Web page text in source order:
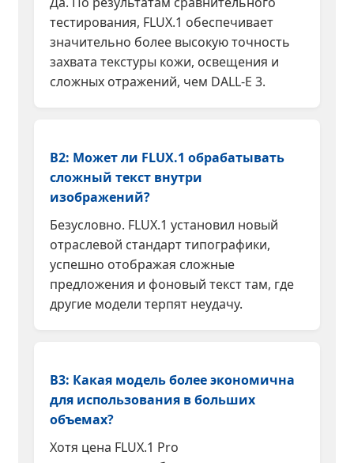
тестирования, FLUX.1 обеспечивает
значительно более высокую точность
захвата текстуры кожи, освещения и
сложных отражений, чем DALL-E 3.
В2: Может ли FLUX.1 обрабатывать
сложный текст внутри
изображений?
Безусловно. FLUX.1 установил новый
отраслевой стандарт типографики,
успешно отображая сложные
предложения и фоновый текст там, где
другие модели терпят неудачу.
В3: Какая модель более экономична
для использования в больших
объемах?
Хотя цена FLUX.1 Pro